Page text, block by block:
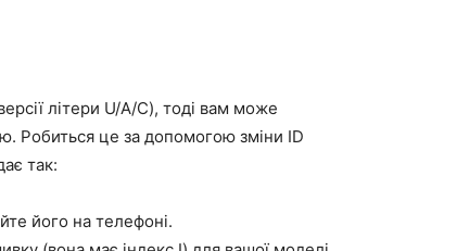
літери U/A/C), тоді вам може
Робиться це за допомогою зміни ID
так:
його на телефоні.